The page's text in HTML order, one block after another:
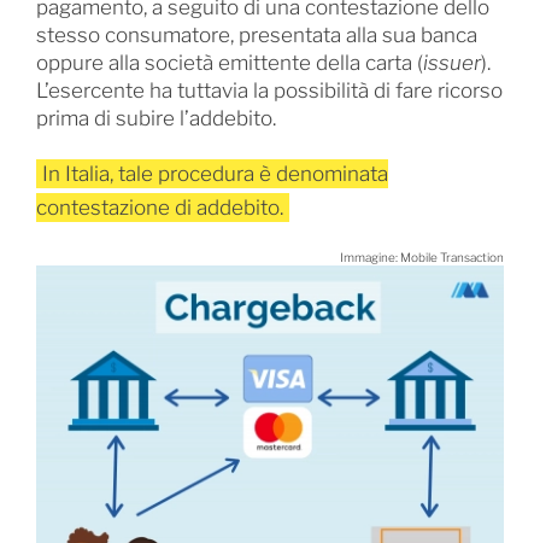
pagamento, a seguito di una contestazione dello
stesso consumatore, presentata alla sua banca
oppure alla società emittente della carta (issuer).
L’esercente ha tuttavia la possibilità di fare ricorso
prima di subire l’addebito.
In Italia, tale procedura è denominata
contestazione di addebito.
Immagine: Mobile Transaction